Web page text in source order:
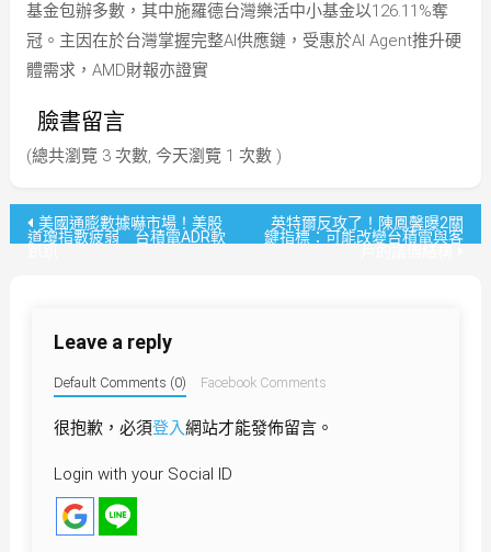
基金包辦多數，其中施羅德台灣樂活中小基金以126.11%奪
冠。主因在於台灣掌握完整AI供應鏈，受惠於AI Agent推升硬
體需求，AMD財報亦證實
臉書留言
(總共瀏覽 3 次數, 今天瀏覽 1 次數 )
文美國通膨數據嚇市場！美股
道瓊指數疲弱 台積電ADR軟
英特爾反攻了！陳鳳馨曝2關
鍵指標：可能改變台積電與客
Leave a reply
Default Comments (0) Facebook Comments
很抱歉，必須登入網站才能發佈留言。
Login with your Social ID